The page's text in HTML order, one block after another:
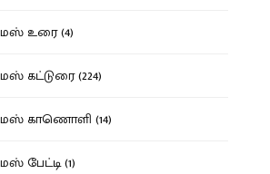
உரை (4)
கட்டுரை (224)
காணொளி (14)
பேட்டி (1)